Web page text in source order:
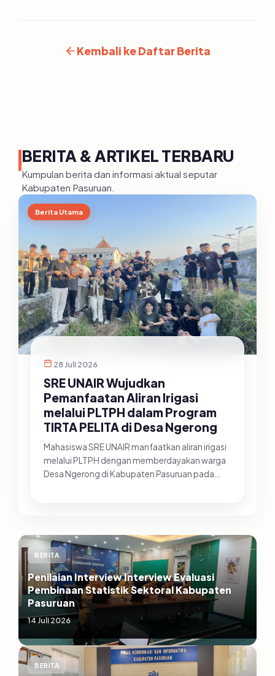
Kembali ke Daftar Berita
BERITA & ARTIKEL TERBARU
Kumpulan berita dan informasi aktual seputar
Kabupaten Pasuruan.
Berita Utama
28 Juli 2026
SRE UNAIR Wujudkan
Pemanfaatan Aliran Irigasi
melalui PLTPH dalam Program
TIRTA PELITA di Desa Ngerong
Mahasiswa SRE UNAIR manfaatkan aliran irigasi
melalui PLTPH dengan memberdayakan warga
Desa Ngerong di Kabupaten Pasuruan pada
BERITA
Penilaian Interview Interview Evaluasi
Pembinaan Statistik Sektoral Kabupaten
Pasuruan
14 Juli 2026
BERITA